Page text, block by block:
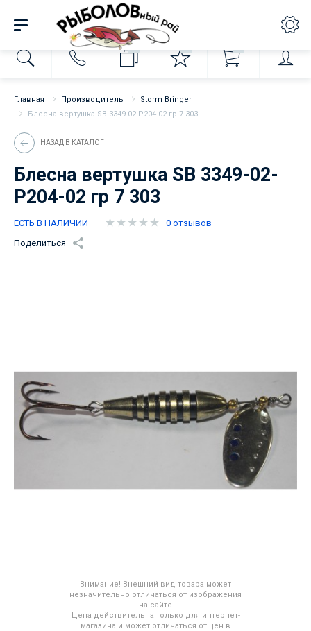
Главная Производитель
Storm Bringer
Блесна вертушка SB 3349-02-Р204-02 гр 7 303
НАЗАД В КАТАЛОГ
Блесна вертушка SB 3349-02-
Р204-02 гр 7 303
ЕСТЬ В НАЛИЧИИ
0 отзывов
Поделиться
Внимание! Внешний вид товара может
незначительно отличаться от изображения
на сайте
Цена действительна только для интернет-
магазина и может отличаться от цен в